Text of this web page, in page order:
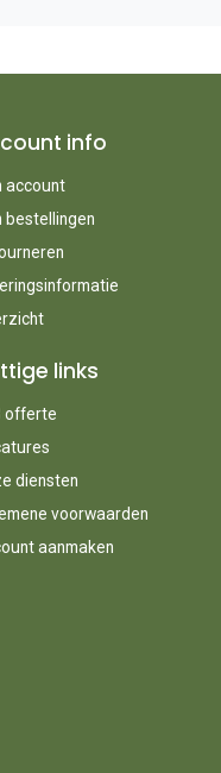
info
account
bestellingen
links
offerte
diensten
voorwaarden
aanmaken